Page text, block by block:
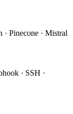
Pinecone · Mistral
· SSH ·